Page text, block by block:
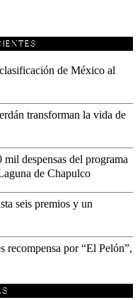
de México al
transforman la vida de
despensas del programa
de Chapulco
seis premios y un
recompensa por “El Pelón”,